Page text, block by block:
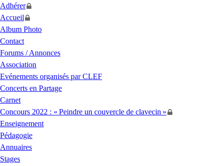
Adhérer
Accueil
Album Photo
Contact
Forums / Annonces
Association
Evénements organisés parCLEF
Concerts en Partage
Carnet
Concours 2022 : « Peindre un couvercle de clavecin »
Enseignement
Pédagogie
Annuaires
Stages